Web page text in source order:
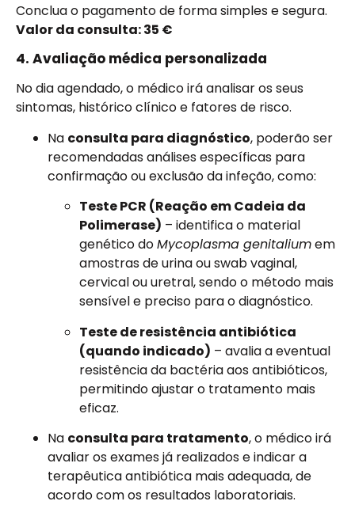
Conclua o pagamento de forma simples e segura.
Valor da consulta: 35 €
4. Avaliação médica personalizada
No dia agendado, o médico irá analisar os seus
sintomas, histórico clínico e fatores de risco.
Na consulta para diagnóstico, poderão ser
recomendadas análises específicas para
confirmação ou exclusão da infeção, como:
Teste PCR (Reação em Cadeia da
Polimerase) – identifica o material
genético doMycoplasma genitaliumem
amostras de urina ou swab vaginal,
cervical ou uretral, sendo o método mais
sensível e preciso para o diagnóstico.
Teste de resistência antibiótica
(quando indicado) – avalia a eventual
resistência da bactéria aos antibióticos,
permitindo ajustar o tratamento mais
eficaz.
Na consulta para tratamento, o médico irá
avaliar os exames já realizados e indicar a
terapêutica antibiótica mais adequada, de
acordo com os resultados laboratoriais.